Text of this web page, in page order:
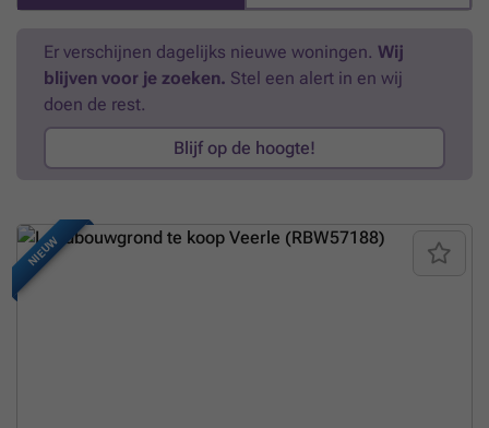
Er verschijnen dagelijks nieuwe woningen. Wij
blijven voor je zoeken. Stel een alert in en wij
doen de rest.
Blijf op de hoogte!
NIEUW